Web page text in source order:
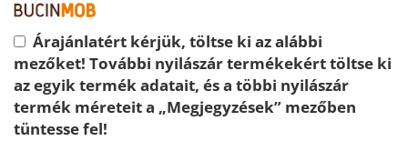
Árajánlatért kérjük, töltse ki az alábbi
mezőket! További nyilászár termékekért töltse ki
az egyik termék adatait, és a többi nyilászár
termék méreteit a „Megjegyzések” mezőben
tüntesse fel!